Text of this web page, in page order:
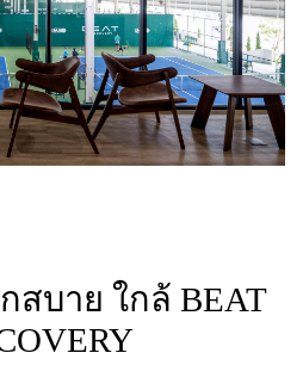
สบาย ใกล้ BEAT